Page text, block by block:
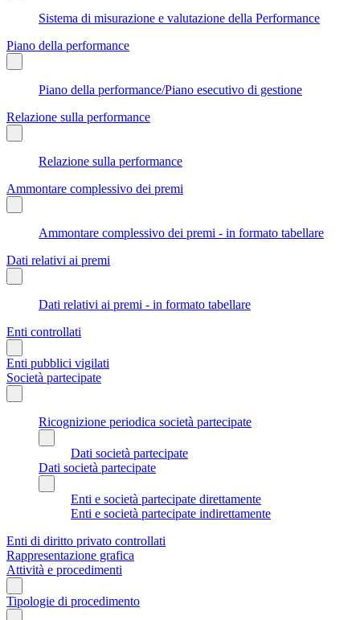
Sistema di misurazione e valutazione della Performance
Piano della performance
Piano della performance/Piano esecutivo di gestione
Relazione sulla performance
Relazione sulla performance
Ammontare complessivo dei premi
Ammontare complessivo dei premi - in formato tabellare
Dati relativi ai premi
Dati relativi ai premi - in formato tabellare
Enti controllati
Enti pubblici vigilati
Società partecipate
Ricognizione periodica società partecipate
Dati società partecipate
Dati società partecipate
Enti e società partecipate direttamente
Enti e società partecipate indirettamente
Enti di diritto privato controllati
Rappresentazione grafica
Attività e procedimenti
Tipologie di procedimento